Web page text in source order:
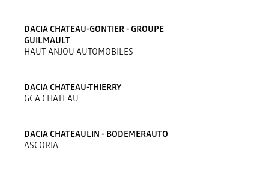
DACIA CHATEAU-GONTIER - GROUPE
GUILMAULT
HAUT ANJOU AUTOMOBILES
DACIA CHATEAU-THIERRY
GGA CHATEAU
DACIA CHATEAULIN - BODEMERAUTO
ASCORIA